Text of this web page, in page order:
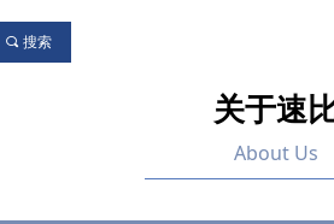
끠 搜索
关于速
About Us